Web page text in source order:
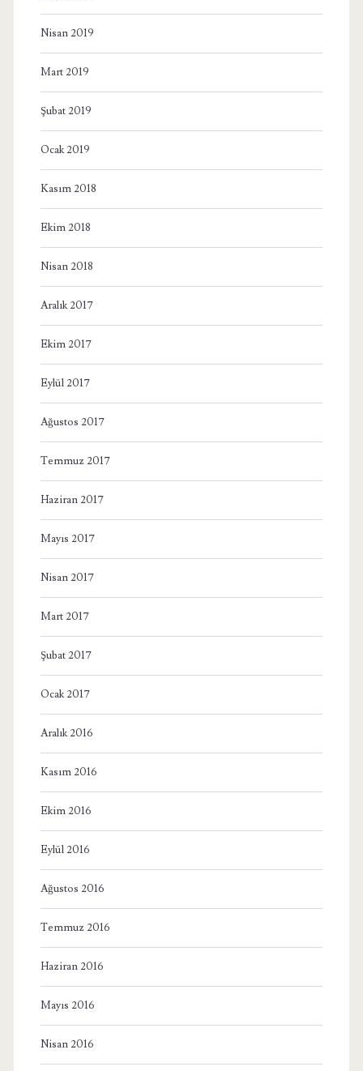
Nisan 2019
Mart 2019
Şubat 2019
Ocak 2019
Kasım 2018
Ekim 2018
Nisan 2018
Aralık 2017
Ekim 2017
Eylül 2017
Ağustos 2017
Temmuz 2017
Haziran 2017
Mayıs 2017
Nisan 2017
Mart 2017
Şubat 2017
Ocak 2017
Aralık 2016
Kasım 2016
Ekim 2016
Eylül 2016
Ağustos 2016
Temmuz 2016
Haziran 2016
Mayıs 2016
Nisan 2016